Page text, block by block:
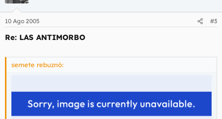
10 Ago 2005 #3
Re: LAS ANTIMORBO
semete rebuznó: